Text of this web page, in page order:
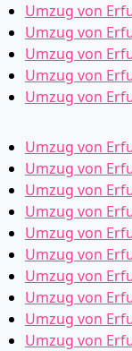
Umzug von
Umzug von
Umzug von
Umzug von
Umzug von
Umzug von
Umzug von
Umzug von
Umzug von
Umzug von
Umzug von
Umzug von
Umzug von
Umzug von
Umzug von